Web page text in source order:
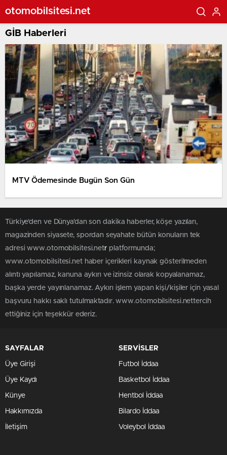
otomobilsitesi.net
GİB Haberleri
MTV Ödemesinde Bugün Son Gün
Türkiye'den ve Dünya’dan son dakika haberler, köşe yazıları,
magazinden siyasete, spordan seyahate bütün konuların tek
adresi www.otomobilsitesi.netr platformunda;
www.otomobilsitesi.net haber içerikleri kaynak gösterilmeden
alıntı yapılamaz, kanuna aykırı ve izinsiz olarak kopyalanamaz,
başka yerde yayınlanamaz. Aykırı işlem yapan kişi/kişiler için yasal
başvuru hakkı saklı tutulmaktadır. www.otomobilsitesi.nettercih
ettiğiniz için teşekkür ederiz.
SAYFALAR
Üye Girişi
Üye Kaydı
Künye
Hakkımızda
İletişim
SERVİSLER
Futbol İddaa
Basketbol İddaa
Hentbol İddaa
Bilardo İddaa
Voleybol İddaa